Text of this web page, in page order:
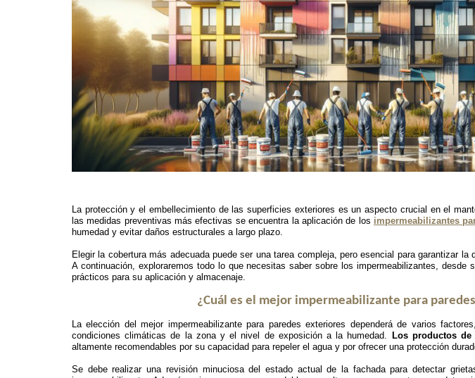
La protección y el embellecimiento de las superficies exteriores es un aspecto crucial en el
las medidas preventivas más efectivas se encuentra la aplicación de los impermeabilizantes
humedad y evitar daños estructurales a largo plazo.
Elegir la cobertura más adecuada puede ser una tarea compleja, pero esencial para garantizar la
A continuación, exploraremos todo lo que necesitas saber sobre los impermeabilizantes,
prácticos para su aplicación y almacenaje.
¿Cuál es el mejor impermeabilizante para
La elección del mejor impermeabilizante para paredes exteriores dependerá de varios
condiciones climáticas de la zona y el nivel de exposición a la humedad.
Los productos
altamente recomendables por su capacidad para repeler el agua y por ofrecer una protección
Se debe realizar una revisión minuciosa del estado actual de la fachada para detectar